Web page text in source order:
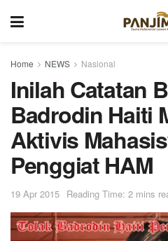
Home NEWS Nasional
Inilah Catatan
Badrodin Haiti
Aktivis
Penggiat HAM
19 Apr 2015 Reading Time: 2 mins